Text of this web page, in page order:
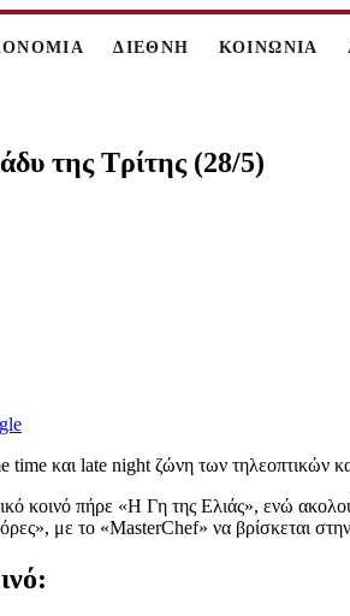
ΔΙΕΘΝΗ ΚΟΙΝΩΝΙΑ
της Τρίτης (28/5)
time και late night ζώνη των τηλεοπτικών
κοινό πήρε «Η Γη της Ελιάς», ενώ
με το «MasterChef» να βρίσκεται